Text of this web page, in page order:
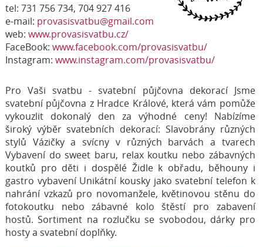
tel: 731 756 734, 704 927 416
e-mail: provasisvatbu@gmail.com
web: www.provasisvatbu.cz/
FaceBook: www.facebook.com/provasisvatbu/
Instagram: www.instagram.com/provasisvatbu/
Pro Vaši svatbu - svatební půjčovna dekorací Jsme
svatební půjčovna z Hradce Králové, která vám pomůže
vykouzlit dokonalý den za výhodné ceny! Nabízíme
široký výběr svatebních dekorací: Slavobrány různých
stylů Vázičky a svícny v různých barvách a tvarech
Vybavení do sweet baru, relax koutku nebo zábavných
koutků pro děti i dospělé Židle k obřadu, běhouny i
gastro vybavení Unikátní kousky jako svatební telefon k
nahrání vzkazů pro novomanžele, květinovou stěnu do
fotokoutku nebo zábavné kolo štěstí pro zabavení
hostů. Sortiment na rozlučku se svobodou, dárky pro
hosty a svatební doplňky.